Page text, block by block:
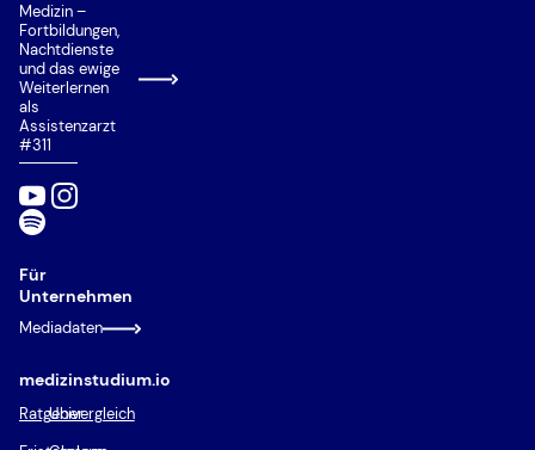
Medizin –
Fortbildungen,
Nachtdienste
und das ewige
Weiterlernen
als
Assistenzarzt
#311
medizinstudium.io
Ratgeber
Univergleich
Für
Unternehmen
Mediadaten